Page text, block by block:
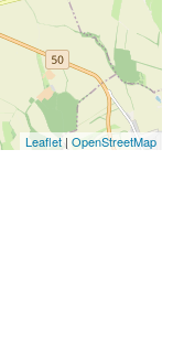
Leaflet | OpenStreetMap